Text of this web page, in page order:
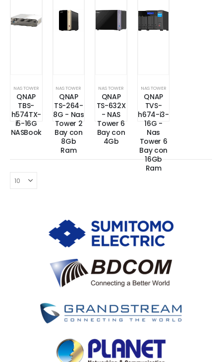
NAS TOWER
QNAP
TBS-
h574TX-
i5-16G
NASBook
NAS TOWER
QNAP
TS-264-
8G - Nas
Tower 2
Bay con
8Gb
Ram
NAS TOWER
QNAP
TS-632X
- NAS
Tower 6
Bay con
4Gb
NAS TOWER
QNAP
TVS-
h674-i3-
16G -
Nas
Tower 6
Bay con
16Gb
Ram